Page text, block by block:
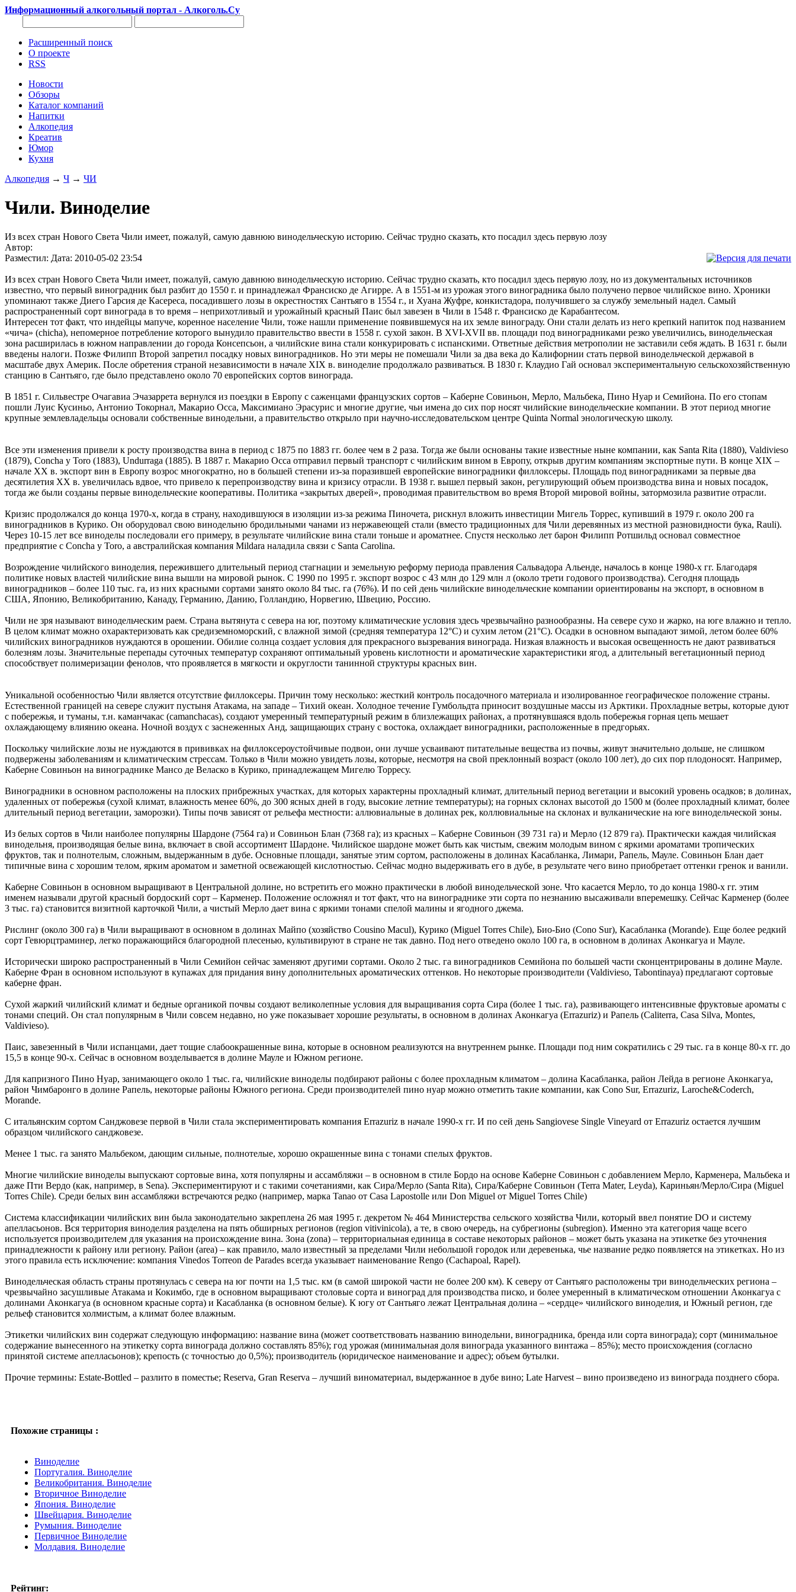
Информационный алкогольный портал - Алкоголь.Су
Расширенный поиск
О проекте
RSS
Новости
Обзоры
Каталог компаний
Напитки
Алкопедия
Креатив
Юмор
Кухня
Алкопедия → Ч → ЧИ
Чили. Виноделие
Из всех стран Нового Света Чили имеет, пожалуй, самую давнюю винодельческую историю. Сейчас трудно сказать, кто посадил здесь первую лозу
Автор:
Разместил: Дата: 2010-05-02 23:54
Из всех стран Нового Света Чили имеет, пожалуй, самую давнюю винодельческую историю. Сейчас трудно сказать, кто посадил здесь первую лозу, но из документальных источников
известно, что первый виноградник был разбит до 1550 г. и принадлежал Франсиско де Агирре. А в 1551-м из урожая этого виноградника было получено первое чилийское вино. Хроники
упоминают также Диего Гарсия де Касереса, посадившего лозы в окрестностях Сантьяго в 1554 г., и Хуана Жуфре, конкистадора, получившего за службу земельный надел. Самый
распространенный сорт винограда в то время – неприхотливый и урожайный красный Паис был завезен в Чили в 1548 г. Франсиско де Карабантесом.
Интересен тот факт, что индейцы мапуче, коренное население Чили, тоже нашли применение появившемуся на их земле винограду. Они стали делать из него крепкий напиток под названием
«чича» (chicha), непомерное потребление которого вынудило правительство ввести в 1558 г. сухой закон. В XVI-XVII вв. площади под виноградниками резко увеличились, винодельческая
зона расширилась в южном направлении до города Консепсьон, а чилийские вина стали конкурировать с испанскими. Ответные действия метрополии не заставили себя ждать. В 1631 г. были
введены налоги. Позже Филипп Второй запретил посадку новых виноградников. Но эти меры не помешали Чили за два века до Калифорнии стать первой винодельческой державой в
масштабе двух Америк. После обретения страной независимости в начале XIX в. виноделие продолжало развиваться. В 1830 г. Клаудио Гай основал экспериментальную сельскохозяйственную
станцию в Сантьяго, где было представлено около 70 европейских сортов винограда.
В 1851 г. Сильвестре Очагавиа Эчазаррета вернулся из поездки в Европу с саженцами французских сортов – Каберне Совиньон, Мерло, Мальбека, Пино Нуар и Семийона. По его стопам
пошли Луис Кусиньо, Антонио Токорнал, Макарио Осса, Максимиано Эрасурис и многие другие, чьи имена до сих пор носят чилийские винодельческие компании. В этот период многие
крупные землевладельцы основали собственные винодельни, а правительство открыло при научно-исследовательском центре Quinta Normal энологическую школу.
Все эти изменения привели к росту производства вина в период с 1875 по 1883 гг. более чем в 2 раза. Тогда же были основаны такие известные ныне компании, как Santa Rita (1880), Valdivieso
(1879), Concha y Toro (1883), Undurraga (1885). В 1887 г. Макарио Осса отправил первый транспорт с чилийским вином в Европу, открыв другим компаниям экспортные пути. В конце XIX –
начале XX в. экспорт вин в Европу возрос многократно, но в большей степени из-за поразившей европейские виноградники филлоксеры. Площадь под виноградниками за первые два
десятилетия XX в. увеличилась вдвое, что привело к перепроизводству вина и кризису отрасли. В 1938 г. вышел первый закон, регулирующий объем производства вина и новых посадок,
тогда же были созданы первые винодельческие кооперативы. Политика «закрытых дверей», проводимая правительством во время Второй мировой войны, затормозила развитие отрасли.
Кризис продолжался до конца 1970-х, когда в страну, находившуюся в изоляции из-за режима Пиночета, рискнул вложить инвестиции Мигель Торрес, купивший в 1979 г. около 200 га
виноградников в Курико. Он оборудовал свою винодельню бродильными чанами из нержавеющей стали (вместо традиционных для Чили деревянных из местной разновидности бука, Rauli).
Через 10-15 лет все виноделы последовали его примеру, в результате чилийские вина стали тоньше и ароматнее. Спустя несколько лет барон Филипп Ротшильд основал совместное
предприятие с Concha y Toro, а австралийская компания Mildara наладила связи с Santa Carolina.
Возрождение чилийского виноделия, пережившего длительный период стагнации и земельную реформу периода правления Сальвадора Альенде, началось в конце 1980-х гг. Благодаря
политике новых властей чилийские вина вышли на мировой рынок. С 1990 по 1995 г. экспорт возрос с 43 млн до 129 млн л (около трети годового производства). Сегодня площадь
виноградников – более 110 тыс. га, из них красными сортами занято около 84 тыс. га (76%). И по сей день чилийские винодельческие компании ориентированы на экспорт, в основном в
США, Японию, Великобританию, Канаду, Германию, Данию, Голландию, Норвегию, Швецию, Россию.
Чили не зря называют винодельческим раем. Страна вытянута с севера на юг, поэтому климатические условия здесь чрезвычайно разнообразны. На севере сухо и жарко, на юге влажно и тепло.
В целом климат можно охарактеризовать как средиземноморский, с влажной зимой (средняя температура 12°С) и сухим летом (21°С). Осадки в основном выпадают зимой, летом более 60%
чилийских виноградников нуждаются в орошении. Обилие солнца создает условия для прекрасного вызревания винограда. Низкая влажность и высокая освещенность не дают развиваться
болезням лозы. Значительные перепады суточных температур сохраняют оптимальный уровень кислотности и ароматические характеристики ягод, а длительный вегетационный период
способствует полимеризации фенолов, что проявляется в мягкости и округлости танинной структуры красных вин.
Уникальной особенностью Чили является отсутствие филлоксеры. Причин тому несколько: жесткий контроль посадочного материала и изолированное географическое положение страны.
Естественной границей на севере служит пустыня Атакама, на западе – Тихий океан. Холодное течение Гумбольдта приносит воздушные массы из Арктики. Прохладные ветры, которые дуют
с побережья, и туманы, т.н. каманчакас (camanchacas), создают умеренный температурный режим в близлежащих районах, а протянувшаяся вдоль побережья горная цепь мешает
охлаждающему влиянию океана. Ночной воздух с заснеженных Анд, защищающих страну с востока, охлаждает виноградники, расположенные в предгорьях.
Поскольку чилийские лозы не нуждаются в прививках на филлоксероустойчивые подвои, они лучше усваивают питательные вещества из почвы, живут значительно дольше, не слишком
подвержены заболеваниям и климатическим стрессам. Только в Чили можно увидеть лозы, которые, несмотря на свой преклонный возраст (около 100 лет), до сих пор плодоносят. Например,
Каберне Совиньон на винограднике Мансо де Веласко в Курико, принадлежащем Мигелю Торресу.
Виноградники в основном расположены на плоских прибрежных участках, для которых характерны прохладный климат, длительный период вегетации и высокий уровень осадков; в долинах,
удаленных от побережья (сухой климат, влажность менее 60%, до 300 ясных дней в году, высокие летние температуры); на горных склонах высотой до 1500 м (более прохладный климат, более
длительный период вегетации, заморозки). Типы почв зависят от рельефа местности: аллювиальные в долинах рек, коллювиальные на склонах и вулканические на юге винодельческой зоны.
Из белых сортов в Чили наиболее популярны Шардоне (7564 га) и Совиньон Блан (7368 га); из красных – Каберне Совиньон (39 731 га) и Мерло (12 879 га). Практически каждая чилийская
винодельня, производящая белые вина, включает в свой ассортимент Шардоне. Чилийское шардоне может быть как чистым, свежим молодым вином с яркими ароматами тропических
фруктов, так и полнотелым, сложным, выдержанным в дубе. Основные площади, занятые этим сортом, расположены в долинах Касабланка, Лимари, Рапель, Мауле. Совиньон Блан дает
типичные вина с хорошим телом, ярким ароматом и заметной освежающей кислотностью. Сейчас модно выдерживать его в дубе, в результате чего вино приобретает оттенки гренок и ванили.
Каберне Совиньон в основном выращивают в Центральной долине, но встретить его можно практически в любой винодельческой зоне. Что касается Мерло, то до конца 1980-х гг. этим
именем называли другой красный бордоский сорт – Карменер. Положение осложнял и тот факт, что на винограднике эти сорта по незнанию высаживали вперемешку. Сейчас Карменер (более
3 тыс. га) становится визитной карточкой Чили, а чистый Мерло дает вина с яркими тонами спелой малины и ягодного джема.
Рислинг (около 300 га) в Чили выращивают в основном в долинах Майпо (хозяйство Cousino Macul), Курико (Miguel Torres Chile), Био-Био (Cono Sur), Касабланка (Morande). Еще более редкий
сорт Гевюрцтраминер, легко поражающийся благородной плесенью, культивируют в стране не так давно. Под него отведено около 100 га, в основном в долинах Аконкагуа и Мауле.
Исторически широко распространенный в Чили Семийон сейчас заменяют другими сортами. Около 2 тыс. га виноградников Семийона по большей части сконцентрированы в долине Мауле.
Каберне Фран в основном используют в купажах для придания вину дополнительных ароматических оттенков. Но некоторые производители (Valdivieso, Tabontinaya) предлагают сортовые
каберне фран.
Сухой жаркий чилийский климат и бедные органикой почвы создают великолепные условия для выращивания сорта Сира (более 1 тыс. га), развивающего интенсивные фруктовые ароматы с
тонами специй. Он стал популярным в Чили совсем недавно, но уже показывает хорошие результаты, в основном в долинах Аконкагуа (Errazuriz) и Рапель (Caliterra, Casa Silva, Montes,
Valdivieso).
Паис, завезенный в Чили испанцами, дает тощие слабоокрашенные вина, которые в основном реализуются на внутреннем рынке. Площади под ним сократились с 29 тыс. га в конце 80-х гг. до
15,5 в конце 90-х. Сейчас в основном возделывается в долине Мауле и Южном регионе.
Для капризного Пино Нуар, занимающего около 1 тыс. га, чилийские виноделы подбирают районы с более прохладным климатом – долина Касабланка, район Лейда в регионе Аконкагуа,
район Чимбаронго в долине Рапель, некоторые районы Южного региона. Среди производителей пино нуар можно отметить такие компании, как Cono Sur, Errazuriz, Laroche&Coderch,
Morande.
С итальянским сортом Санджовезе первой в Чили стала экспериментировать компания Errazuriz в начале 1990-х гг. И по сей день Sangiovese Single Vineyard от Errazuriz остается лучшим
образцом чилийского санджовезе.
Менее 1 тыс. га занято Мальбеком, дающим сильные, полнотелые, хорошо окрашенные вина с тонами спелых фруктов.
Многие чилийские виноделы выпускают сортовые вина, хотя популярны и ассамбляжи – в основном в стиле Бордо на основе Каберне Совиньон с добавлением Мерло, Карменера, Мальбека и
даже Пти Вердо (как, например, в Sena). Экспериментируют и с такими сочетаниями, как Сира/Мерло (Santa Rita), Сира/Каберне Совиньон (Terra Mater, Leyda), Кариньян/Мерло/Сира (Miguel
Torres Chile). Среди белых вин ассамбляжи встречаются редко (например, марка Tanao от Casa Lapostolle или Don Miguel от Miguel Torres Chile)
Система классификации чилийских вин была законодательно закреплена 26 мая 1995 г. декретом № 464 Министерства сельского хозяйства Чили, который ввел понятие DO и систему
апелласьонов. Вся территория виноделия разделена на пять обширных регионов (region vitivinicola), а те, в свою очередь, на субрегионы (subregion). Именно эта категория чаще всего
используется производителем для указания на происхождение вина. Зона (zona) – территориальная единица в составе некоторых районов – может быть указана на этикетке без уточнения
принадлежности к району или региону. Район (area) – как правило, мало известный за пределами Чили небольшой городок или деревенька, чье название редко появляется на этикетках. Но из
этого правила есть исключение: компания Vinedos Torreon de Parades всегда указывает наименование Rengo (Cachapoal, Rapel).
Винодельческая область страны протянулась с севера на юг почти на 1,5 тыс. км (в самой широкой части не более 200 км). К северу от Сантьяго расположены три винодельческих региона –
чрезвычайно засушливые Атакама и Кокимбо, где в основном выращивают столовые сорта и виноград для производства писко, и более умеренный в климатическом отношении Аконкагуа с
долинами Аконкагуа (в основном красные сорта) и Касабланка (в основном белые). К югу от Сантьяго лежат Центральная долина – «сердце» чилийского виноделия, и Южный регион, где
рельеф становится холмистым, а климат более влажным.
Этикетки чилийских вин содержат следующую информацию: название вина (может соответствовать названию винодельни, виноградника, бренда или сорта винограда); сорт (минимальное
содержание вынесенного на этикетку сорта винограда должно составлять 85%); год урожая (минимальная доля винограда указанного винтажа – 85%); место происхождения (согласно
принятой системе апелласьонов); крепость (с точностью до 0,5%); производитель (юридическое наименование и адрес); объем бутылки.
Прочие термины: Estate-Bottled – разлито в поместье; Reserva, Gran Reserva – лучший виноматериал, выдержанное в дубе вино; Late Harvest – вино произведено из винограда позднего сбора.
Похожие страницы :
Виноделие
Португалия. Виноделие
Великобритания. Виноделие
Вторичное Виноделие
Япония. Виноделие
Швейцария. Виноделие
Румыния. Виноделие
Первичное Виноделие
Молдавия. Виноделие
Рейтинг: